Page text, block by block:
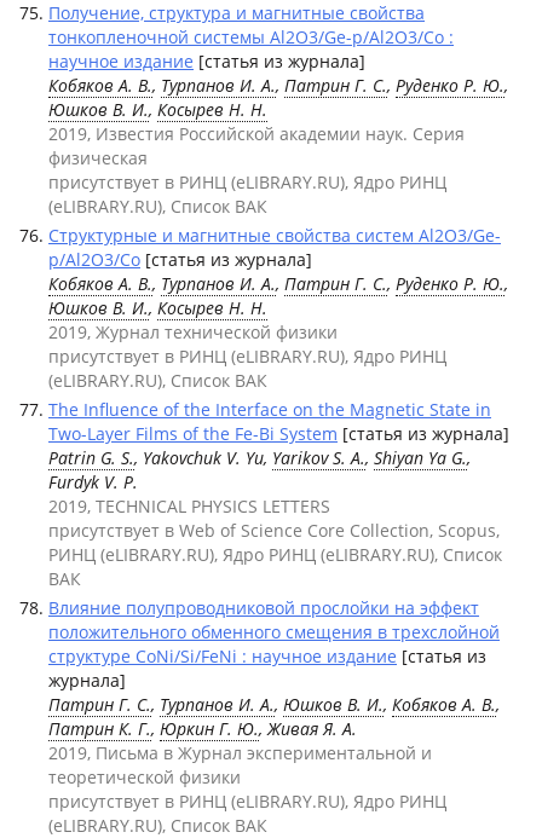
Получение, структура и магнитные свойства
тонкопленочной системы Al2O3/Ge-p/Al2O3/Co :
научное издание [статья из журнала]
Кобяков А. В., Турпанов И. А., Патрин Г. С., Руденко Р. Ю.,
Юшков В. И., Косырев Н. Н.
2019, Известия Российской академии наук. Серия
физическая
присутствует в РИНЦ (eLIBRARY.RU), Ядро РИНЦ
(eLIBRARY.RU), Список ВАК
Структурные и магнитные свойства систем Al2O3/Ge-
p/Al2O3/Co [статья из журнала]
Кобяков А. В., Турпанов И. А., Патрин Г. С., Руденко Р. Ю.,
Юшков В. И., Косырев Н. Н.
2019, Журнал технической физики
присутствует в РИНЦ (eLIBRARY.RU), Ядро РИНЦ
(eLIBRARY.RU), Список ВАК
The Influence of the Interface on the Magnetic State in
Two-Layer Films of the Fe-Bi System [статья из журнала]
Patrin G. S., Yakovchuk V. Yu, Yarikov S. A., Shiyan Ya G.,
Furdyk V. P.
2019, TECHNICAL PHYSICS LETTERS
присутствует в Web of Science Core Collection, Scopus,
РИНЦ (eLIBRARY.RU), Ядро РИНЦ (eLIBRARY.RU), Список
ВАК
Влияние полупроводниковой прослойки на эффект
положительного обменного смещения в трехслойной
структуре CoNi/Si/FeNi : научное издание [статья из
журнала]
Патрин Г. С., Турпанов И. А., Юшков В. И., Кобяков А. В.,
Патрин К. Г., Юркин Г. Ю., Живая Я. А.
2019, Письма в Журнал экспериментальной и
теоретической физики
присутствует в РИНЦ (eLIBRARY.RU), Ядро РИНЦ
(eLIBRARY.RU), Список ВАК